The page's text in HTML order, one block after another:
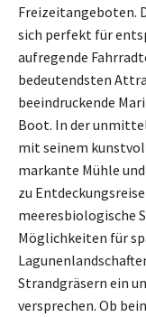
Freizeitangeboten.
sich perfekt für
aufregende
bedeutendsten
beeindruckende
Boot. In der
mit seinem
markante Mühle
zu
meeresbiologische
Möglichkeiten für
Strandgräsern ein
versprechen. Ob